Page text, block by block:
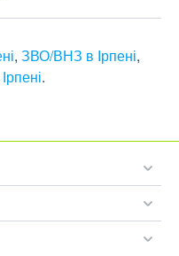
, ЗВО/ВНЗ в Ірпені,
.